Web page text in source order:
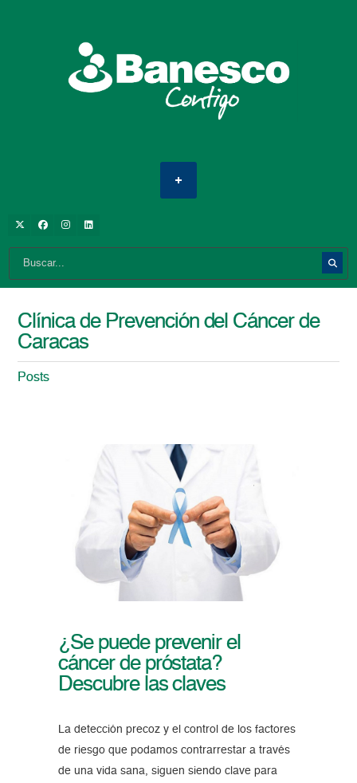
Clínica de Prevención del Cáncer de
Caracas
Posts
¿Se puede prevenir el
cáncer de próstata?
Descubre las claves
La detección precoz y el control de los factores
de riesgo que podamos contrarrestar a través
de una vida sana, siguen siendo clave para